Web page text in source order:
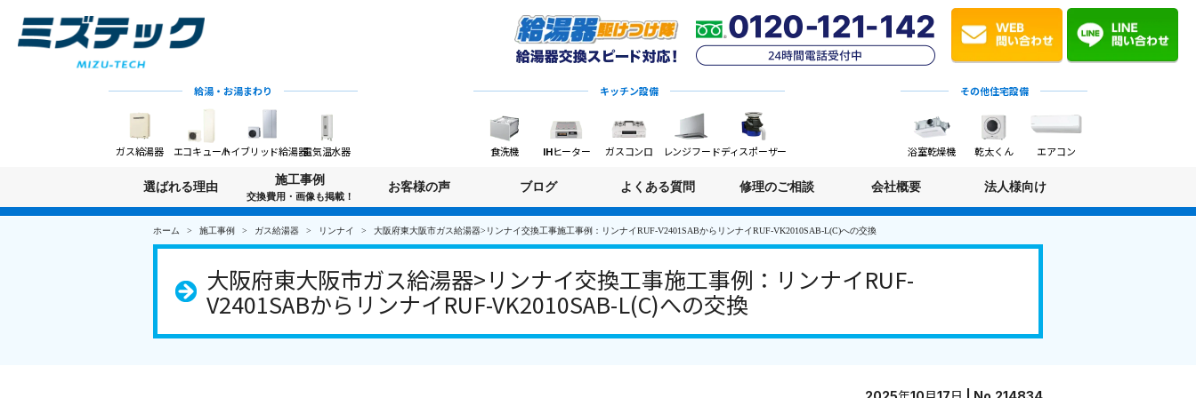
給湯・お湯まわり
ガス給湯器 エコキュートハイブリッド給湯器電気温水器
キッチン設備
食洗機 IHヒーター ガスコンロ レンジフードディスポーザー
その他住宅設備
浴室乾燥機 乾太くん エアコン
選ばれる理由
施工事例
交換費用・画像も掲載！
お客様の声 ブログ よくある質問 修理のご相談 会社概要 法人様向け
ホーム 施工事例 ガス給湯器 リンナイ 大阪府東大阪市ガス給湯器>リンナイ交換工事施工事例：リンナイRUF-V2401SABからリンナイRUF-VK2010SAB-L(C)への交換
大阪府東大阪市ガス給湯器>リンナイ交換工事施工事例：リンナイRUF-
V2401SABからリンナイRUF-VK2010SAB-L(C)への交換